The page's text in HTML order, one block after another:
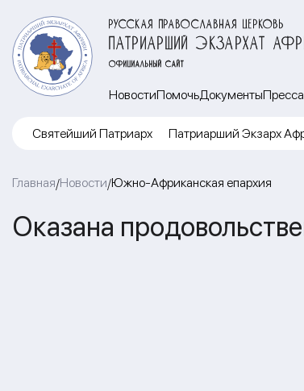
РУССКАЯ ПРАВОСЛАВНАЯ ЦЕРКОВЬ
ПАТРИАРШИЙ ЭКЗАРХАТ
ОФИЦИАЛЬНЫЙ САЙТ
НовостиПомочьДокументы
Cвятейший Патриарх Патриарший Экзарх
Главная/Новости/Южно-Африканская епархия
Оказана